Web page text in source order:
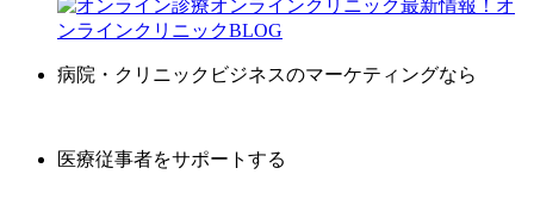
病院・クリニックビジネスのマーケティングなら
医療従事者をサポートする